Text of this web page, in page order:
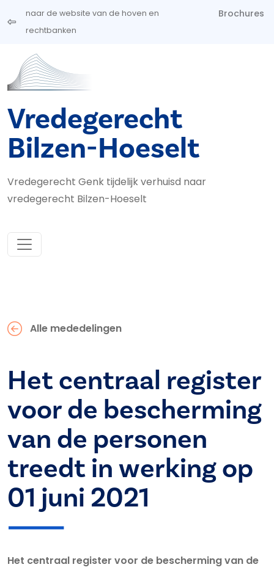
Overslaan en naar de inhoud gaan
naar de website van de hoven en
rechtbanken
Brochures
Vredegerecht
Bilzen-Hoeselt
Vredegerecht Genk tijdelijk verhuisd naar
vredegerecht Bilzen-Hoeselt
Alle mededelingen
Het centraal register
voor de bescherming
van de personen
treedt in werking op
01 juni 2021
Het centraal register voor de bescherming van de